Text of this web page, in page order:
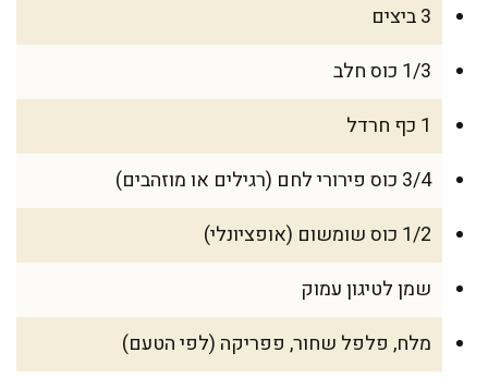
3 ביצים
1/3 כוס חלב
1 כף חרדל
3/4 כוס פירורי לחם (רגילים או מוזהבים)
1/2 כוס שומשום (אופציונלי)
שמן לטיגון עמוק
מלח, פלפל שחור, פפריקה (לפי הטעם)